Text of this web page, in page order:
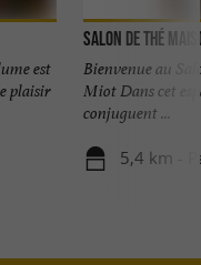
est
plaisir
Salon de Thé
Bienvenue au
Miot Dans cet
conjuguent ...
5,4 km -